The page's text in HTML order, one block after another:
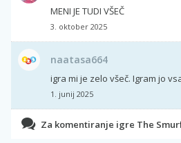
MENI JE TUDI VŠEČ
3. oktober 2025
naatasa664
igra mi je zelo všeč. Igram jo
1. junij 2025
Za komentiranje igre The